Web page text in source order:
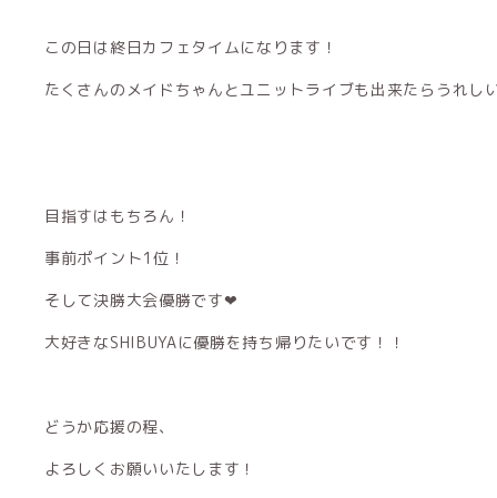
この日は終日カフェタイムになります！
たくさんのメイドちゃんとユニットライブも出来たらうれし
目指すはもちろん！
事前ポイント1位！
そして決勝大会優勝です︎︎︎︎❤︎
大好きなSHIBUYAに優勝を持ち帰りたいです！！
どうか応援の程、
よろしくお願いいたします！